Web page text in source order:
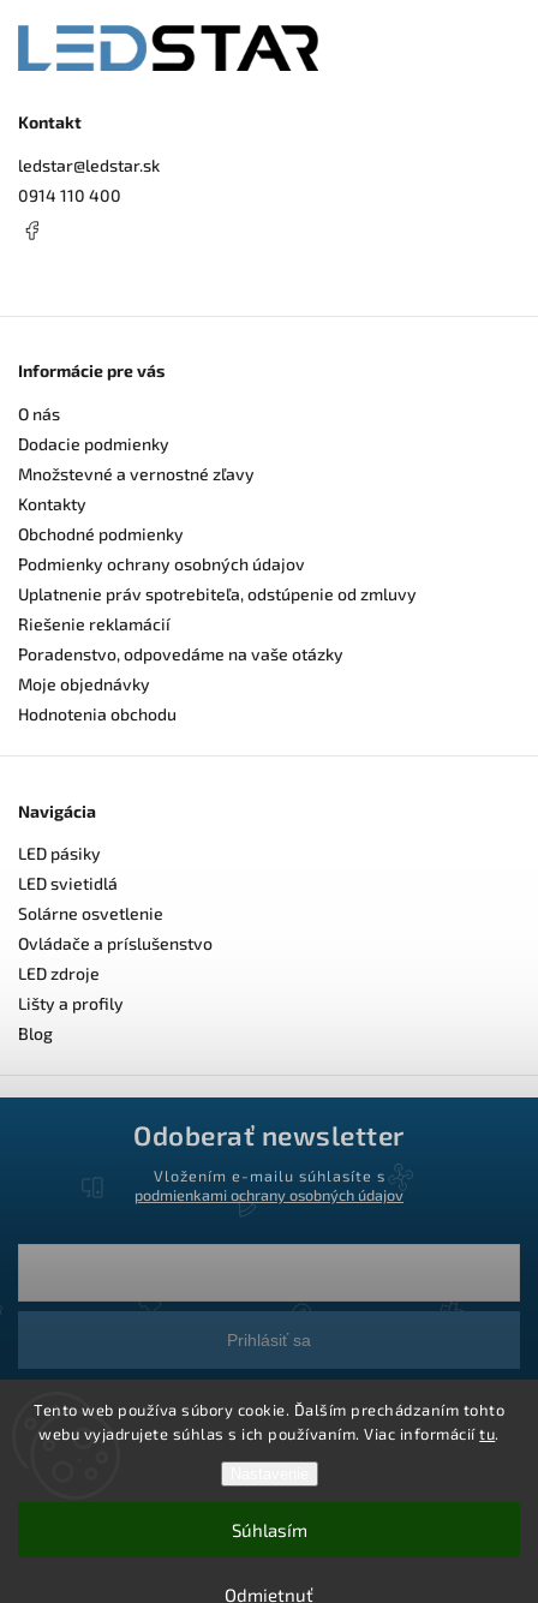
Tento web používa súbory cookie. Ďalším prechádzaním tohto
webu vyjadrujete súhlas s ich používaním. Viac informáciítu.
Odmietnuť
Súhlasím
Kontakt
ledstar@ledstar.sk
0914 110 400
Informácie pre vás
O nás
Dodacie podmienky
Množstevné a vernostné zľavy
Kontakty
Obchodné podmienky
Podmienky ochrany osobných údajov
Uplatnenie práv spotrebiteľa, odstúpenie od zmluvy
Riešenie reklamácií
Poradenstvo, odpovedáme na vaše otázky
Moje objednávky
Hodnotenia obchodu
Navigácia
LED pásiky
LED svietidlá
Solárne osvetlenie
Ovládače a príslušenstvo
LED zdroje
Lišty a profily
Blog
Odoberať newsletter
Vložením e-mailu súhlasíte s
podmienkami ochrany osobných údajov
Prihlásiť sa
Vytvoril Shoptet